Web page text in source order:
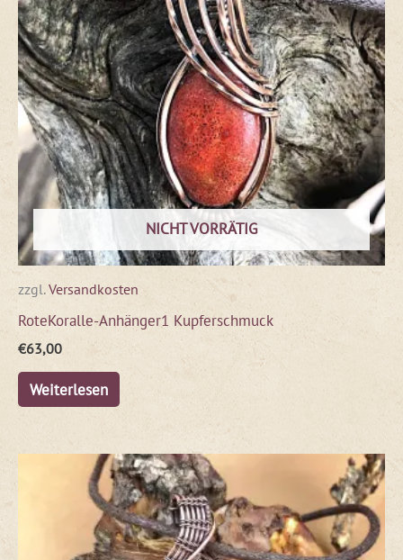
NICHT VORRÄTIG
zzgl.Versandkosten
RoteKoralle-Anhänger1 Kupferschmuck
€63,00
Weiterlesen